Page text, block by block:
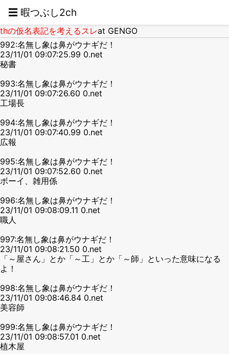
☰ 暇つぶし2ch
thの仮名表記を考えるスレat GENGO
992:名無し象は鼻がウナギだ！
23/11/01 09:07:25.99 0.net
秘書
993:名無し象は鼻がウナギだ！
23/11/01 09:07:26.60 0.net
工場長
994:名無し象は鼻がウナギだ！
23/11/01 09:07:40.99 0.net
広報
995:名無し象は鼻がウナギだ！
23/11/01 09:07:52.60 0.net
ボーイ、雑用係
996:名無し象は鼻がウナギだ！
23/11/01 09:08:09.11 0.net
職人
997:名無し象は鼻がウナギだ！
23/11/01 09:08:21.50 0.net
「～屋さん」とか「～工」とか「～師」といった意味になる
よ！
998:名無し象は鼻がウナギだ！
23/11/01 09:08:46.84 0.net
美容師
999:名無し象は鼻がウナギだ！
23/11/01 09:08:57.01 0.net
植木屋